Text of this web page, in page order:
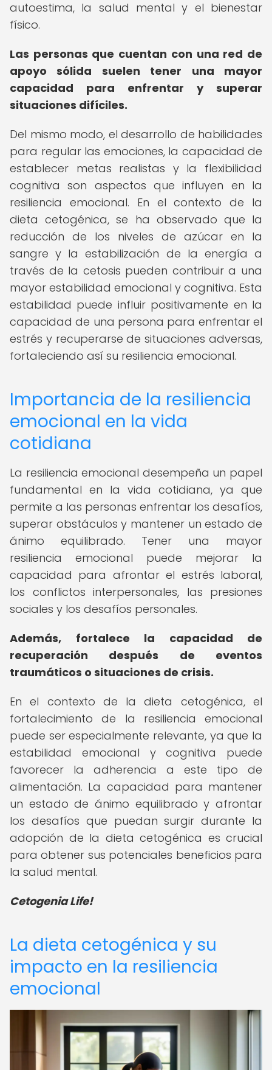
autoestima, la salud mental y el bienestar
físico.
Las personas que cuentan con una red de
apoyo sólida suelen tener una mayor
capacidad para enfrentar y superar
situaciones difíciles.
Del mismo modo, el desarrollo de habilidades
para regular las emociones, la capacidad de
establecer metas realistas y la flexibilidad
cognitiva son aspectos que influyen en la
resiliencia emocional. En el contexto de la
dieta cetogénica, se ha observado que la
reducción de los niveles de azúcar en la
sangre y la estabilización de la energía a
través de la cetosis pueden contribuir a una
mayor estabilidad emocional y cognitiva. Esta
estabilidad puede influir positivamente en la
capacidad de una persona para enfrentar el
estrés y recuperarse de situaciones adversas,
fortaleciendo así su resiliencia emocional.
Importancia de la resiliencia
emocional en la vida
cotidiana
La resiliencia emocional desempeña un papel
fundamental en la vida cotidiana, ya que
permite a las personas enfrentar los desafíos,
superar obstáculos y mantener un estado de
ánimo equilibrado. Tener una mayor
resiliencia emocional puede mejorar la
capacidad para afrontar el estrés laboral,
los conflictos interpersonales, las presiones
sociales y los desafíos personales.
Además, fortalece la capacidad de
recuperación después de eventos
traumáticos o situaciones de crisis.
En el contexto de la dieta cetogénica, el
fortalecimiento de la resiliencia emocional
puede ser especialmente relevante, ya que la
estabilidad emocional y cognitiva puede
favorecer la adherencia a este tipo de
alimentación. La capacidad para mantener
un estado de ánimo equilibrado y afrontar
los desafíos que puedan surgir durante la
adopción de la dieta cetogénica es crucial
para obtener sus potenciales beneficios para
la salud mental.
Cetogenia Life!
La dieta cetogénica y su
impacto en la resiliencia
emocional